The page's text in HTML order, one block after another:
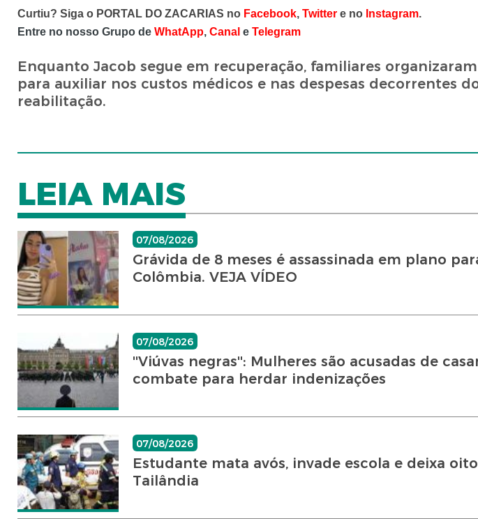
Curtiu? Siga o PORTAL DO ZACARIAS no Facebook, Twittere no Instagram.
Entre no nosso Grupo de WhatApp, Canal e Telegram
Enquanto Jacob segue em recuperação, familiares
para auxiliar nos custos médicos e nas despesas decorrentes
reabilitação.
LEIA MAIS
07/08/2026
Grávida de 8 meses é assassinada em plano
Colômbia. VEJA VÍDEO
07/08/2026
''Viúvas negras'': Mulheres são acusadas de
combate para herdar indenizações
07/08/2026
Estudante mata avós, invade escola e deixa
Tailândia